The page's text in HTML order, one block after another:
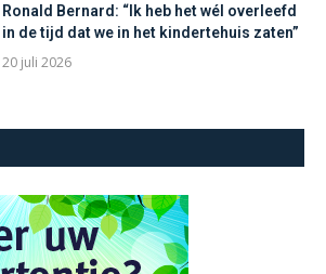
Ronald Bernard: “Ik heb het wél overleefd
in de tijd dat we in het kindertehuis zaten”
20 juli 2026